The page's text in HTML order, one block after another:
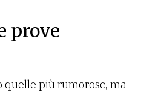
prove
quelle più rumorose, ma